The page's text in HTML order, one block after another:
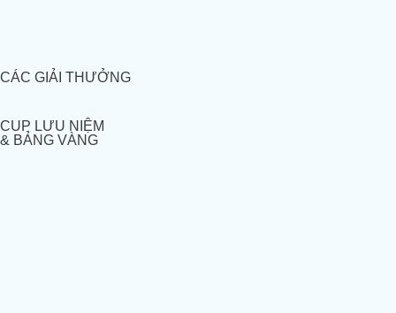
CÁC GIẢI THƯỞNG
CUP LƯU NIỆM
& BẢNG VÀNG